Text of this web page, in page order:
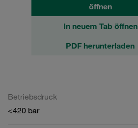
öffnen
In neuem Tab öffnen
PDF herunterladen
Betriebsdruck
<420 bar